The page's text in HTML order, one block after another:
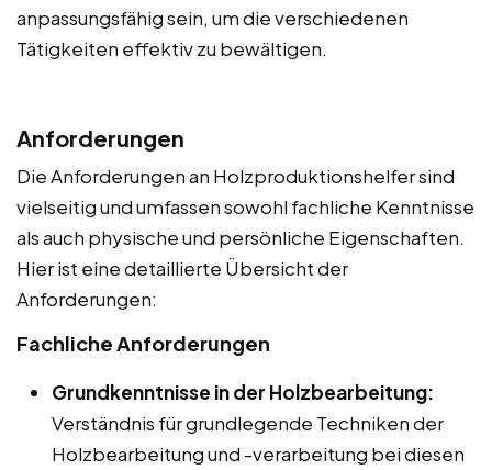
anpassungsfähig sein, um die verschiedenen
Tätigkeiten effektiv zu bewältigen.
Anforderungen
Die Anforderungen an Holzproduktionshelfer sind
vielseitig und umfassen sowohl fachliche Kenntnisse
als auch physische und persönliche Eigenschaften.
Hier ist eine detaillierte Übersicht der
Anforderungen:
Fachliche Anforderungen
Grundkenntnisse in der Holzbearbeitung:
Verständnis für grundlegende Techniken der
Holzbearbeitung und -verarbeitung bei diesen